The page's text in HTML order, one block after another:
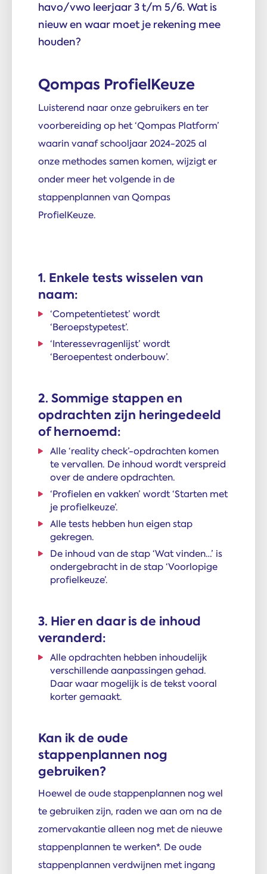
havo/vwo leerjaar 3 t/m 5/6. Wat is
nieuw en waar moet je rekening mee
houden?
Qompas ProfielKeuze
Luisterend naar onze gebruikers en ter
voorbereiding op het ‘Qompas Platform’
waarin vanaf schooljaar 2024-2025 al
onze methodes samen komen, wijzigt er
onder meer het volgende in de
stappenplannen van Qompas
ProfielKeuze.
1. Enkele tests wisselen van
naam:
‘Competentietest’ wordt
‘Beroepstypetest’.
‘Interessevragenlijst’ wordt
‘Beroepentest onderbouw’.
2. Sommige stappen en
opdrachten zijn heringedeeld
of hernoemd:
Alle ‘reality check’-opdrachten komen
te vervallen. De inhoud wordt verspreid
over de andere opdrachten.
‘Profielen en vakken’ wordt ‘Starten met
je profielkeuze’.
Alle tests hebben hun eigen stap
gekregen.
De inhoud van de stap ‘Wat vinden…’ is
ondergebracht in de stap ‘Voorlopige
profielkeuze’.
3. Hier en daar is de inhoud
veranderd:
Alle opdrachten hebben inhoudelijk
verschillende aanpassingen gehad.
Daar waar mogelijk is de tekst vooral
korter gemaakt.
Kan ik de oude
stappenplannen nog
gebruiken?
Hoewel de oude stappenplannen nog wel
te gebruiken zijn, raden we aan om na de
zomervakantie alleen nog met de nieuwe
stappenplannen te werken*. De oude
stappenplannen verdwijnen met ingang